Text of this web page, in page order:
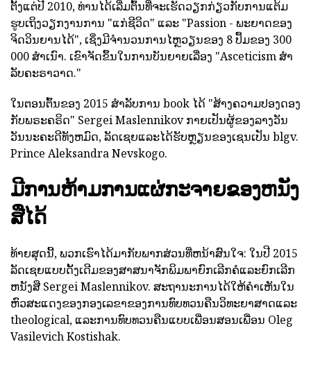
ຕັ້ງແຕ່ປີ 2010, ທ່ານໄດ້ເລີ່ມຕົ້ນທີ່ຈະເຮັດວຽກກ່ຽວກັບການແຕ້ມ
ຮູບເຖິງວຽກງານການ "ແກ່ຊີວິດ" ແລະ "Passion - ພະຍາດຂອງ
ຈິດວິນຍານໄດ້", ເຊິ່ງມີຈໍານວນການໄຫຼວຽນຂອງ 8 ປຶ້ມຂອງ 300
000 ສໍາເນົາ. ເຂົາຈັດຂຶ້ນໃນການບັນຍາຍເລື່ອງ "Asceticism ສໍາ
ລັບຄະຣາວາດ."
ໃນຕອນຕົ້ນຂອງ 2015 ສໍາລັບການ book ໄດ້ "ສ້າງຄວາມປອງດອງ
ກັບພຣະຄຣິດ" Sergei Maslennikov ກາຍເປັນຜູ້ຂອງລາງວັນ
ວັນນະຄະດີທັງຫມົດ, ລັດເຊຍແລະໄດ້ຮັບຫຼຽນຂອງເຊນເປັນ blgv.
Prince Aleksandra Nevskogo.
ມີການຫ້າມການແຜ່ກະຈາຍຂອງຫນັງ
ສືໄດ້
ທ້າຍສຸດນີ້, ພວກເຮົາໄດ້ມາກັບພາກສ່ວນທີ່ຫນ້າສົນໃຈ: ໃນປີ 2015
ລັດເຊຍແບບດັ້ງເດີມຂອງສາສນາຈັກພິມພາຍົກເລີກຄໍແລະຍົກເລີກ
ຫນັງສື Sergei Maslennikov. ສະຖານະການໄດ້ໃຫ້ຄໍາເຫັນໃນ
ຫົວສະແດງຂອງກອງເລຂາຂອງການທົບທວນຄືນວິທະຍາສາດແລະ
theological, ແລະການທົບທວນຄືນແບບເພື່ອນສອນເພື່ອນ Oleg
Vasilevich Kostishak.